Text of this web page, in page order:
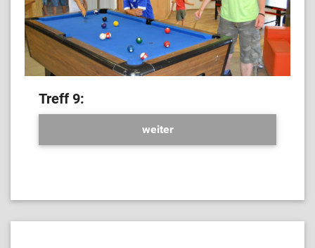
Treff 9:
weiter